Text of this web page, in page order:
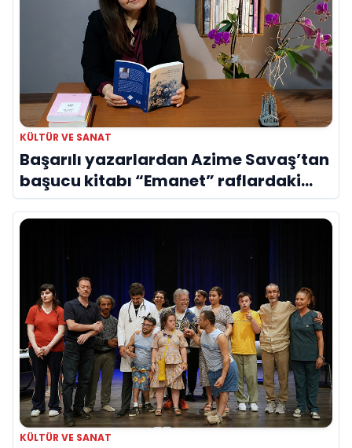
KÜLTÜR VE SANAT
Başarılı yazarlardan Azime Savaş’tan
başucu kitabı “Emanet” raflardaki
yerini aldı
KÜLTÜR VE SANAT